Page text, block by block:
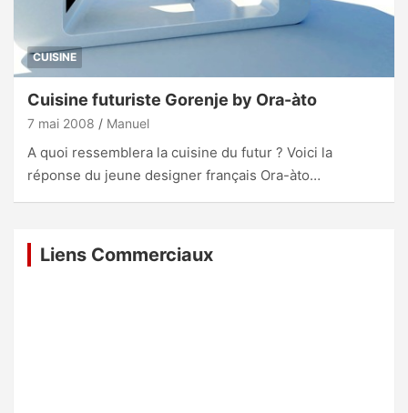
CUISINE
Cuisine futuriste Gorenje by Ora-àto
7 mai 2008 Manuel
A quoi ressemblera la cuisine du futur ? Voici la
réponse du jeune designer français Ora-àto…
Liens Commerciaux